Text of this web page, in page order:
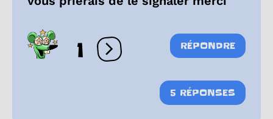
1 Ouvrir les réactions
RÉPONDRE
5 RÉPONSES